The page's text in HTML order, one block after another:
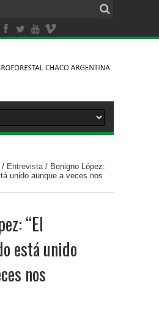
/ Entrevista / Benigno López:
unido aunque a veces nos
“El
está unido
nos